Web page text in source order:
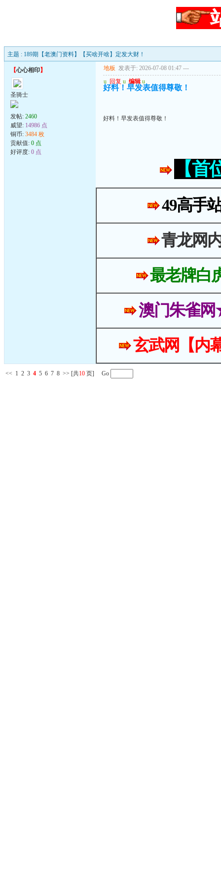
主题 : 189期【老澳门资料】【买啥开啥】定发大财！
【心心相印】
圣骑士
发帖: 2460
威望: 14986 点
铜币: 3484 枚
贡献值: 0 点
好评度: 0 点
地板 发表于: 2026-07-08 01:47 ---
u 回复 u 编辑 u
好料！早发表值得尊敬！
好料！早发表值得尊敬！
【
49高手
青龙网
最老牌白
澳门朱雀
玄武网【内
<< 1 2 3 4 5 6 7 8 >> [共10 页] Go